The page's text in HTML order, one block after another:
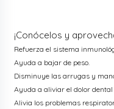
¡Conócelos y
Refuerza el sistema
Ayuda a bajar de peso.
Disminuye las arrugas y
Ayuda a aliviar el dolor
Alivia los problemas